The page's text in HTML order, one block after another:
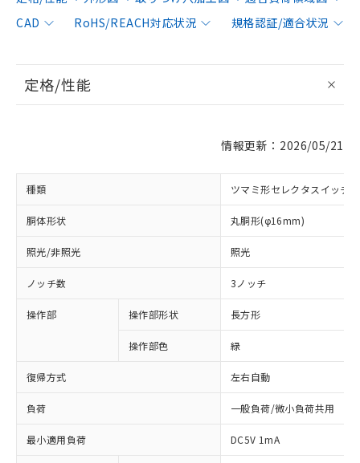
CAD
RoHS/REACH対応状況 規格認証/適合状況
定格/性能
情報更新：2026/05/21
種類 ツマミ形セレクタスイッチ
胴体形状 丸胴形(φ16mm)
照光/非照光 照光
ノッチ数 3ノッチ
操作部 操作部形状 長方形
操作部色 緑
復帰方式 左右自動
負荷 一般負荷/微小負荷共用
最小適用負荷 DC5V 1mA